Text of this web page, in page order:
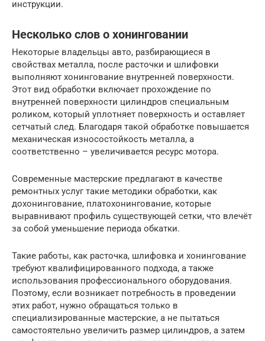
инструкции.
Несколько слов о хонинговании
Некоторые владельцы авто, разбирающиеся в
свойствах металла, после расточки и шлифовки
выполняют хонингование внутренней поверхности.
Этот вид обработки включает прохождение по
внутренней поверхности цилиндров специальным
роликом, который уплотняет поверхность и оставляет
сетчатый след. Благодаря такой обработке повышается
механическая износостойкость металла, а
соответственно – увеличивается ресурс мотора.
Современные мастерские предлагают в качестве
ремонтных услуг такие методики обработки, как
дохонингование, платохонингование, которые
выравнивают профиль существующей сетки, что влечёт
за собой уменьшение периода обкатки.
Такие работы, как расточка, шлифовка и хонингование
требуют квалифицированного подхода, а также
использования профессионального оборудования.
Поэтому, если возникает потребность в проведении
этих работ, нужно обращаться только в
специализированные мастерские, а не пытаться
самостоятельно увеличить размер цилиндров, а затем